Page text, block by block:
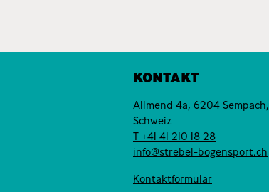
KONTAKT
Allmend 4a, 6204 Sempach,
Schweiz
T +41 41 210 18 28
info@strebel-bogensport.ch
Kontaktformular